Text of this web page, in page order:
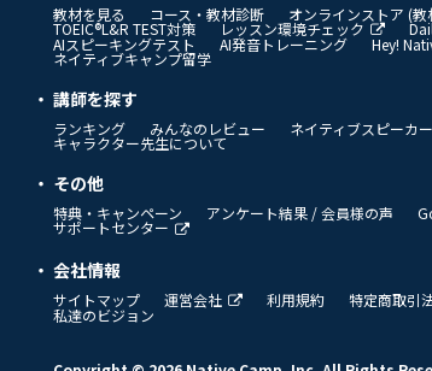
教材を見る コース・教材診断 オンラインストア (教
TOEIC®L&R TEST対策 レッスン環境チェック
AIスピーキングテスト
AI発音トレーニング Hey!
ネイティブキャンプ留学
講師を探す
ランキング みんなのレビュー ネイティブスピーカ
キャラクター先生について
その他
特典・キャンペーン アンケート結果 / 会員様の声
サポートセンター
会社情報
サイトマップ 運営会社 利用規約 特定商取引
私達のビジョン